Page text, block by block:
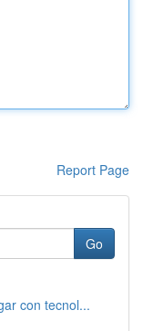
Report Page
Go
con tecnol...